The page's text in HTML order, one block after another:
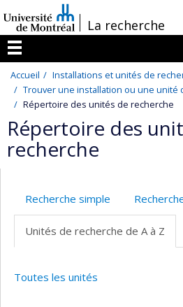
au
contenu
/La recherche
Menu
Accueil
Installations et unités de
Trouver une installation ou une unité
Répertoire des unités de recherche
Répertoire des
recherche
Recherche simple
Unités de recherche de A à Z
Toutes les unités